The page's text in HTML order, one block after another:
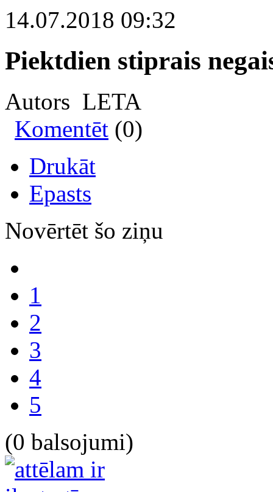
14.07.2018 09:32
Piektdien stiprais
Autors LETA
Komentēt (0)
Drukāt
Epasts
Novērtēt šo ziņu
1
2
3
4
5
(0 balsojumi)